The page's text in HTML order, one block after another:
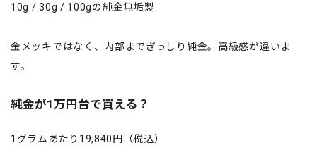
10g / 30g / 100gの純金無垢製
金メッキではなく、内部までぎっしり純金。高級感が違いま
す。
純金が1万円台で買える？
1グラムあたり19,840円（税込）